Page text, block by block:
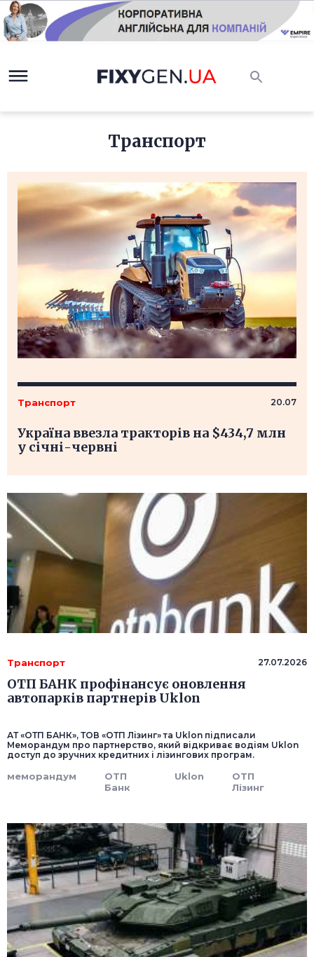
Транспорт
Транспорт 20.07
Україна ввезла тракторів на $434,7 млн
у січні-червні
Транспорт 27.07.2026
ОТП БАНК профінансує оновлення
автопарків партнерів Uklon
АТ «ОТП БАНК», ТОВ «ОТП Лізинг» та Uklon підписали
Меморандум про партнерство, який відкриває водіям Uklon
доступ до зручних кредитних і лізингових програм.
меморандум
ОТП
Банк
Uklon
ОТП
Лізинг